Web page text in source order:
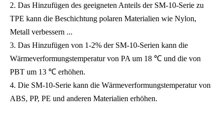
2. Das Hinzufügen des geeigneten Anteils der SM-10-Serie zu
TPE kann die Beschichtung polaren Materialien wie Nylon,
Metall verbessern ...
3. Das Hinzufügen von 1-2% der SM-10-Serien kann die
Wärmeverformungstemperatur von PA um 18 ℃ und die von
PBT um 13 ℃ erhöhen.
4. Die SM-10-Serie kann die Wärmeverformungstemperatur von
ABS, PP, PE und anderen Materialien erhöhen.